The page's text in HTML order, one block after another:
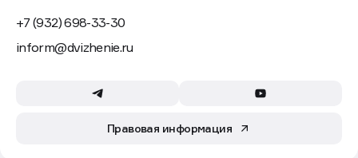
+7 (932) 698-33-30
inform@dvizhenie.ru
Правовая информация